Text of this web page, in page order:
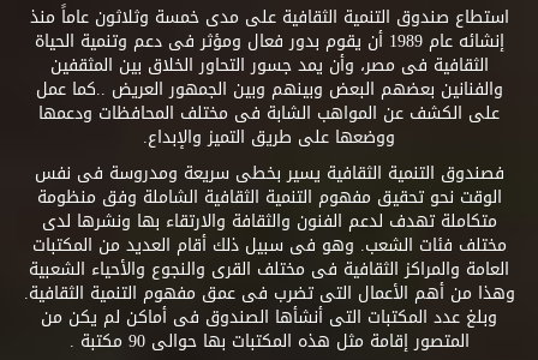
استطاع صندوق التنمية الثقافية على مدى خمسة وثلاثون عاماً منذ
إنشائه عام 1989 أن يقوم بدور فعال ومؤثر فى دعم وتنمية الحياة
الثقافية فى مصر، وأن يمد جسور التحاور الخلاق بين المثقفين
والفنانين بعضهم البعض وبينهم وبين الجمهور العريض ..كما عمل
على الكشف عن المواهب الشابة فى مختلف المحافظات ودعمها
ووضعها على طريق التميز والإبداع.
فصندوق التنمية الثقافية يسير بخطى سريعة ومدروسة فى نفس
الوقت نحو تحقيق مفهوم التنمية الثقافية الشاملة وفق منظومة
متكاملة تهدف لدعم الفنون والثقافة والارتقاء بها ونشرها لدى
مختلف فئات الشعب. وهو فى سبيل ذلك أقام العديد من المكتبات
العامة والمراكز الثقافية فى مختلف القرى والنجوع والأحياء الشعبية
وهذا من أهم الأعمال التى تضرب فى عمق مفهوم التنمية الثقافية.
وبلغ عدد المكتبات التى أنشأها الصندوق فى أماكن لم يكن من
المتصور إقامة مثل هذه المكتبات بها حوالى 90 مكتبة .